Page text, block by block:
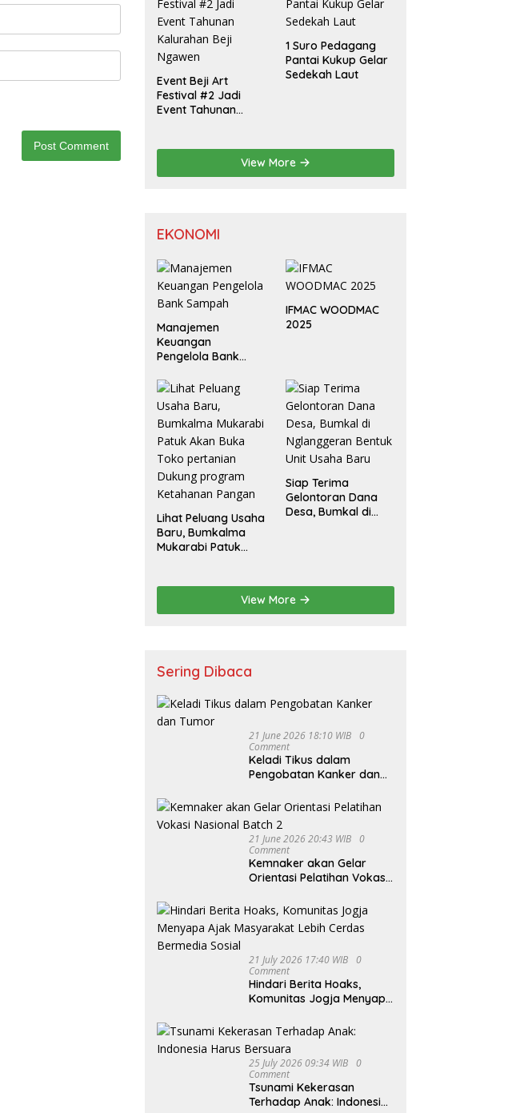
Event Beji Art
Festival #2 Jadi
Event Tahunan
1 Suro Pedagang
Pantai Kukup Gelar
Sedekah Laut
View More
EKONOMI
Manajemen
Keuangan
Pengelola Bank
IFMAC WOODMAC
2025
Lihat Peluang Usaha
Baru, Bumkalma
Mukarabi Patuk
program
Ketahanan Pangan
Siap Terima
Gelontoran Dana
Desa, Bumkal di
View More
Sering Dibaca
21 June 2026 18:10 WIB
0
Comment
Keladi Tikus dalam
Pengobatan Kanker dan
21 June 2026 20:43 WIB
0
Comment
Kemnaker akan Gelar
Orientasi Pelatihan Vokasi
21 July 2026 17:40 WIB
0
Comment
Hindari Berita Hoaks,
Komunitas Jogja Menyapa
Cerdas Bermedia Sosial
25 July 2026 09:34 WIB
0
Comment
Tsunami Kekerasan
Terhadap Anak: Indonesia